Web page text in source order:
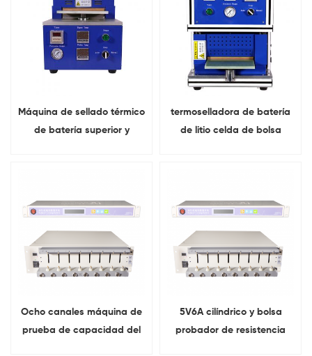
Máquina de sellado térmico
de batería superior y
termoselladora de batería
de litio celda de bolsa
Ocho canales máquina de
prueba de capacidad del
5V6A cilíndrico y bolsa
probador de resistencia